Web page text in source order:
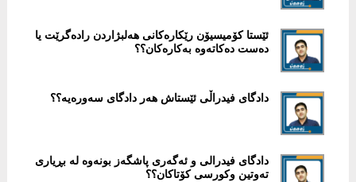
ئێستا كۆمیسیۆن رێكارەكانی هەلبژاردن رادەگرێت یا
دەست دەكاتەوە بەكارەكان؟؟
دادگای فیدراڵی ئێستاش هەر دادگای سەورەیە؟؟
دادگای فیدرالی و ئەگەری پاشگەز بونەوە لە بڕیاری
تەوتین وكورسی کۆتاكان؟؟